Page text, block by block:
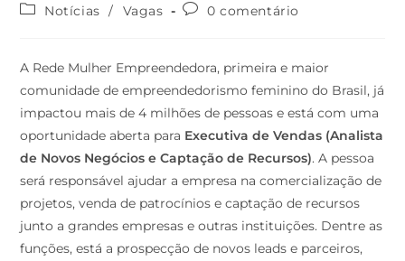
Notícias / Vagas 0 comentário
A Rede Mulher Empreendedora, primeira e maior
comunidade de empreendedorismo feminino do Brasil, já
impactou mais de 4 milhões de pessoas e está com uma
oportunidade aberta para Executiva de Vendas (Analista
de Novos Negócios e Captação de Recursos). A pessoa
será responsável ajudar a empresa na comercialização de
projetos, venda de patrocínios e captação de recursos
junto a grandes empresas e outras instituições. Dentre as
funções, está a prospecção de novos leads e parceiros,